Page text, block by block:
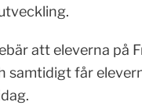
att eleverna på
samtidigt får